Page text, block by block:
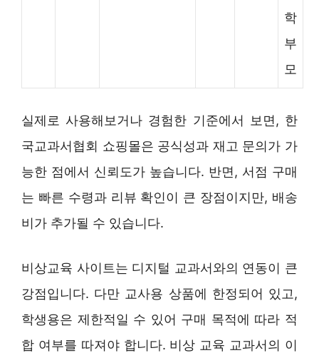
학
부
모
실제로 사용해보거나 경험한 기준에서 보면, 한
국교과서협회 쇼핑몰은 공식성과 재고 문의가 가
능한 점에서 신뢰도가 높습니다. 반면, 서점 구매
는 빠른 수령과 리뷰 확인이 큰 장점이지만, 배송
비가 추가될 수 있습니다.
비상교육 사이트는 디지털 교과서와의 연동이 큰
강점입니다. 다만 교사용 상품에 한정되어 있고,
학생용은 제한적일 수 있어 구매 목적에 따라 적
합 여부를 따져야 합니다. 비상 교육 교과서의 이